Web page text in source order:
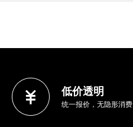
低价透明
统一报价，无隐形消费